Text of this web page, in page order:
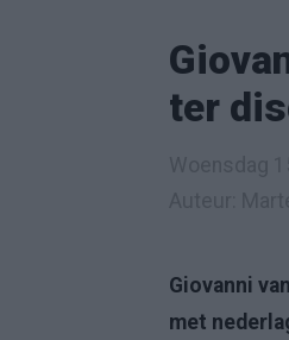
ter
Giovanni
met